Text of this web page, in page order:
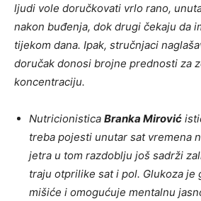
ljudi vole doručkovati vrlo rano,
nakon buđenja, dok drugi čekaju da
tijekom dana. Ipak, stručnjaci
doručak donosi brojne prednosti za
koncentraciju.
Nutricionistica Branka Mirović
treba pojesti unutar sat vremena
jetra u tom razdoblju još sadrži
traju otprilike sat i pol. Glukoza je
mišiće i omogućuje mentalnu